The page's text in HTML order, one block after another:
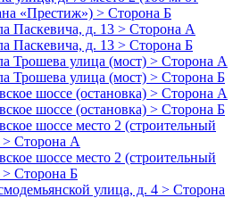
«Престиж») > Сторона Б
Паскевича, д. 13 > Сторона А
Паскевича, д. 13 > Сторона Б
Трошева улица (мост) > Сторона А
Трошева улица (мост) > Сторона Б
шоссе (остановка) > Сторона А
шоссе (остановка) > Сторона Б
шоссе место 2 (строительный
Сторона А
шоссе место 2 (строительный
Сторона Б
улица, д. 4 > Сторона